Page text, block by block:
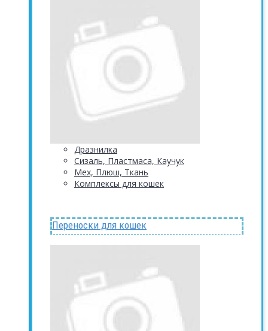
Дразнилка
Сизаль, Пластмаса, Каучук
Мех, Плюш, Ткань
Комплексы для кошек
Переноски для кошек